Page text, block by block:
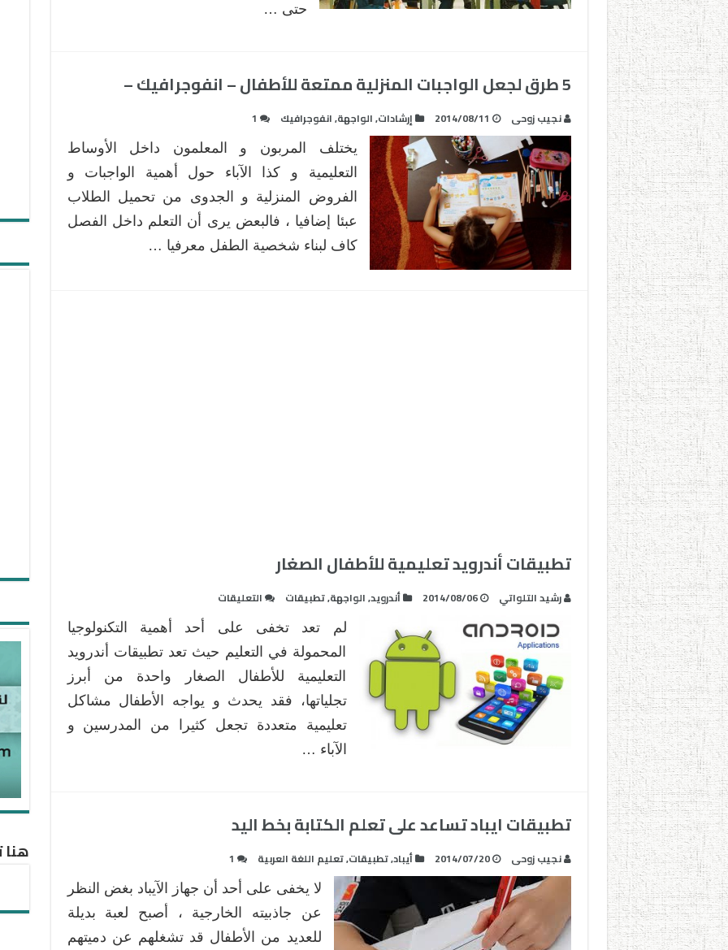
حتى …
5 طرق لجعل الواجبات المنزلية ممتعة للأطفال – انفوجرافيك –
نجيب زوحى 2014/08/11 إرشادات,الواجهة,انفوجرافيك 1
يختلف المربون و المعلمون داخل الأوساط
التعليمية و كذا الآباء حول أهمية الواجبات و
الفروض المنزلية و الجدوى من تحميل الطلاب
عبئا إضافيا ، فالبعض يرى أن التعلم داخل الفصل
كاف لبناء شخصية الطفل معرفيا …
تطبيقات أندرويد تعليمية للأطفال الصغار
رشيد التلواتي 2014/08/06 أندرويد,الواجهة,تطبيقات التعليقات
تطبيقات
أندرويد
تعليمية
للأطفال
الصغار
مغلقة
لم تعد تخفى على أحد أهمية التكنولوجيا
المحمولة في التعليم حيث تعد تطبيقات أندرويد
التعليمية للأطفال الصغار واحدة من أبرز
تجلياتها، فقد يحدث و يواجه الأطفال مشاكل
تعليمية متعددة تجعل كثيرا من المدرسين و
الآباء …
تطبيقات ايباد تساعد على تعلم الكتابة بخط اليد
نجيب زوحى 2014/07/20 أيباد,تطبيقات,تعليم اللغة العربية 1
لا يخفى على أحد أن جهاز الآيباد بغض النظر
عن جاذبيته الخارجية ، أصبح لعبة بديلة
للعديد من الأطفال قد تشغلهم عن دميتهم
هنا